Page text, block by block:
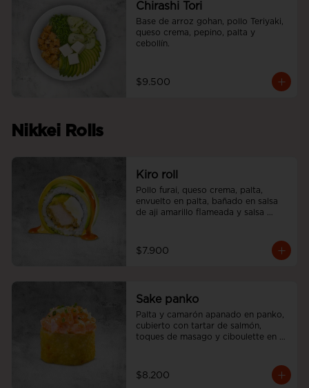
Chirashi Tori
Base de arroz gohan, pollo Teriyaki,
queso crema, pepino, palta y
cebollín.
$9.500
Nikkei Rolls
Kiro roll
Pollo furai, queso crema, palta,
envuelto en palta, bañado en salsa
de aji amarillo flameada y salsa
$7.900
Sake panko
Palta y camarón apanado en panko,
cubierto con tartar de salmón,
toques de masago y ciboulette en
$8.200